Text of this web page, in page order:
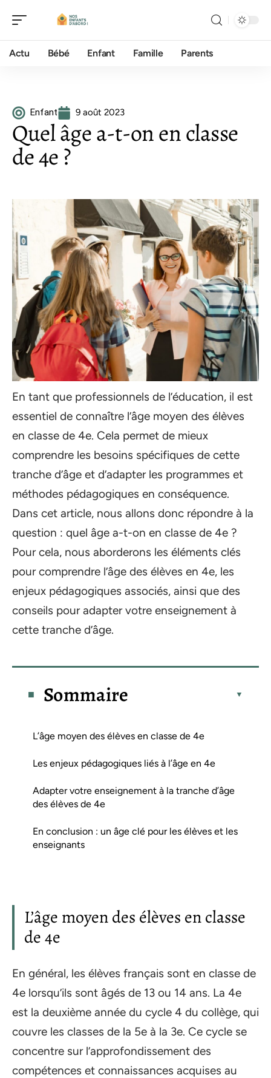
Actu Bébé Enfant Famille Parents
Enfant 9 août 2023
Quel âge a-t-on en classe
de 4e ?
En tant que professionnels de l’éducation, il est
essentiel de connaître l’âge moyen des élèves
en classe de 4e. Cela permet de mieux
comprendre les besoins spécifiques de cette
tranche d’âge et d’adapter les programmes et
méthodes pédagogiques en conséquence.
Dans cet article, nous allons donc répondre à la
question : quel âge a-t-on en classe de 4e ?
Pour cela, nous aborderons les éléments clés
pour comprendre l’âge des élèves en 4e, les
enjeux pédagogiques associés, ainsi que des
conseils pour adapter votre enseignement à
cette tranche d’âge.
Sommaire
L’âge moyen des élèves en classe de 4e
Les enjeux pédagogiques liés à l’âge en 4e
Adapter votre enseignement à la tranche d’âge
des élèves de 4e
En conclusion : un âge clé pour les élèves et les
enseignants
L’âge moyen des élèves en classe
de 4e
En général, les élèves français sont en classe de
4e lorsqu’ils sont âgés de 13 ou 14 ans. La 4e
est la deuxième année du cycle 4 du collège, qui
couvre les classes de la 5e à la 3e. Ce cycle se
concentre sur l’approfondissement des
compétences et connaissances acquises au